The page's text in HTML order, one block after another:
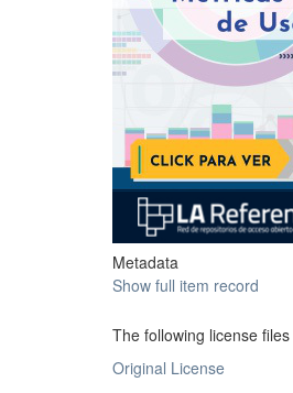
Metadata
Show full item record
The following license
Original License